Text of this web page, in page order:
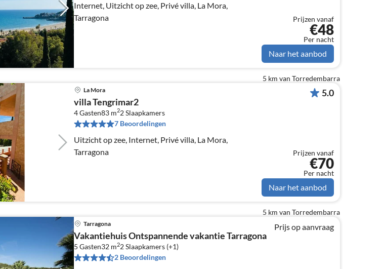
Internet, Uitzicht op zee, Privé villa, La Mora,
Tarragona
Prijzen vanaf
€48
Per nacht
Naar het aanbod
5 km van Torredembarra
La Mora
villa Tengrimar2
4 Gasten83 m22Slaapkamers
7 Beoordelingen
Uitzicht op zee, Internet, Privé villa, La Mora,
Tarragona
5.0
Prijzen vanaf
€70
Per nacht
Naar het aanbod
5 km van Torredembarra
Tarragona
Vakantiehuis Ontspannende vakantie Tarragona
5 Gasten32 m22Slaapkamers (+1)
2 Beoordelingen
Prijs op aanvraag